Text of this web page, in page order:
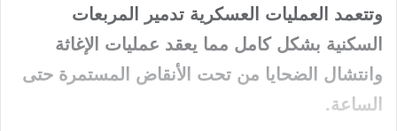
وتتعمد العمليات العسكرية تدمير المربعات
السكنية بشكل كامل مما يعقد عمليات الإغاثة
وانتشال الضحايا من تحت الأنقاض المستمرة حتى
الساعة.